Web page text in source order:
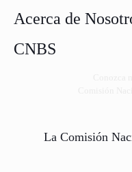
Acerca de
CNBS
La Comisión